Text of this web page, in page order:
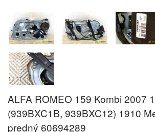
ALFA ROMEO 159 Kombi 2007
(939BXC1B, 939BXC12) 1910
predný 60694289